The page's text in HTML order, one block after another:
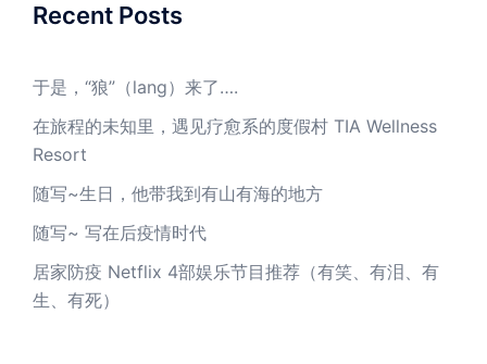
Recent Posts
于是，“狼”（lang）来了….
在旅程的未知里，遇见疗愈系的度假村 TIA Wellness
Resort
随写~生日，他带我到有山有海的地方
随写~ 写在后疫情时代
居家防疫 Netflix 4部娱乐节目推荐（有笑、有泪、有
生、有死）